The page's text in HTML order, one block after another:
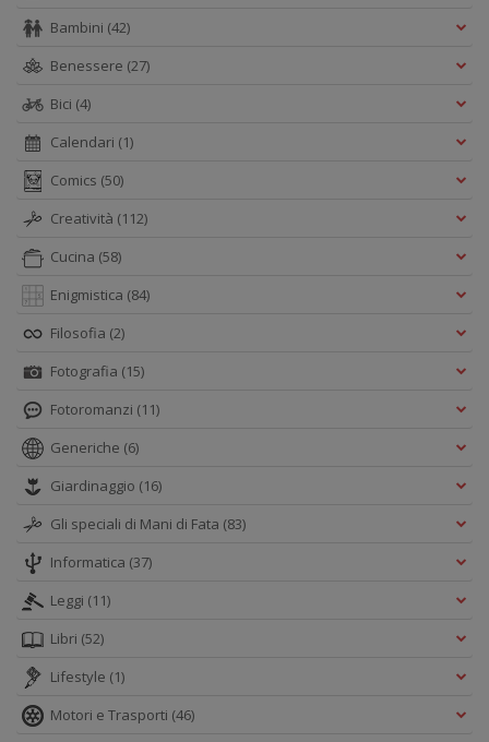
Bambini (42)
Benessere (27)
Bici (4)
Calendari (1)
Comics (50)
Creatività (112)
Cucina (58)
Enigmistica (84)
Filosofia (2)
Fotografia (15)
Fotoromanzi (11)
Generiche (6)
Giardinaggio (16)
Gli speciali di Mani di Fata (83)
Informatica (37)
Leggi (11)
Libri (52)
Lifestyle (1)
Motori e Trasporti (46)